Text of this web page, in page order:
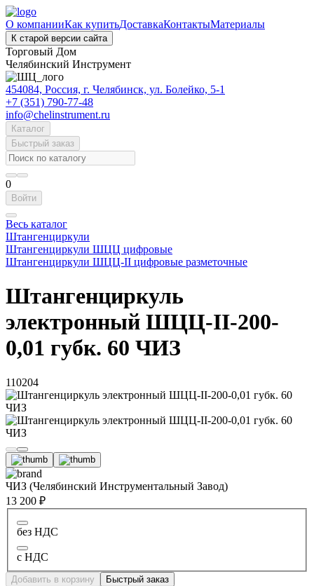
О компанииКак купитьДоставкаКонтактыМатериалы
К старой версии сайта
Торговый Дом
Челябинский Инструмент
454084, Россия, г. Челябинск, ул. Болейко, 5-1
+7 (351) 790-77-48
info@chelinstrument.ru
Каталог
Быстрый заказ
0
Войти
Весь каталог
Штангенциркули
Штангенциркули ШЦЦ цифровые
Штангенциркули ШЦЦ-II цифровые разметочные
Штангенциркуль
электронный ШЦЦ-II-200-
0,01 губк. 60 ЧИЗ
110204
ЧИЗ (Челябинский Инструментальный Завод)
13 200 ₽
без НДС
с НДС
Добавить в корзину Быстрый заказ